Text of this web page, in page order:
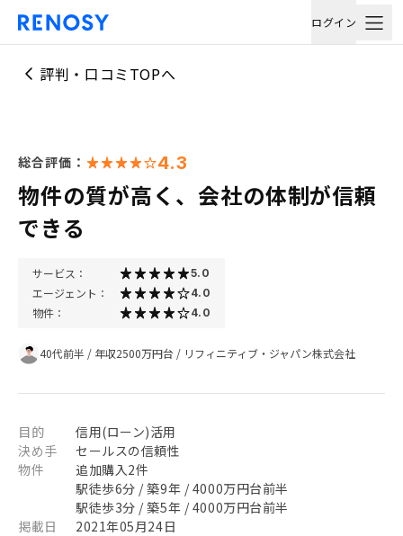
ログイン
評判・口コミTOPへ
総合評価： 4.3
物件の質が高く、会社の体制が信頼
できる
サービス： 5.0
エージェント： 4.0
物件： 4.0
40代前半 / 年収2500万円台 / リフィニティブ・ジャパン株式会社
目的
信用(ローン)活用
決め手
セールスの信頼性
物件
追加購入2件
駅徒歩6分 / 築9年 / 4000万円台前半
駅徒歩3分 / 築5年 / 4000万円台前半
掲載日
2021年05月24日